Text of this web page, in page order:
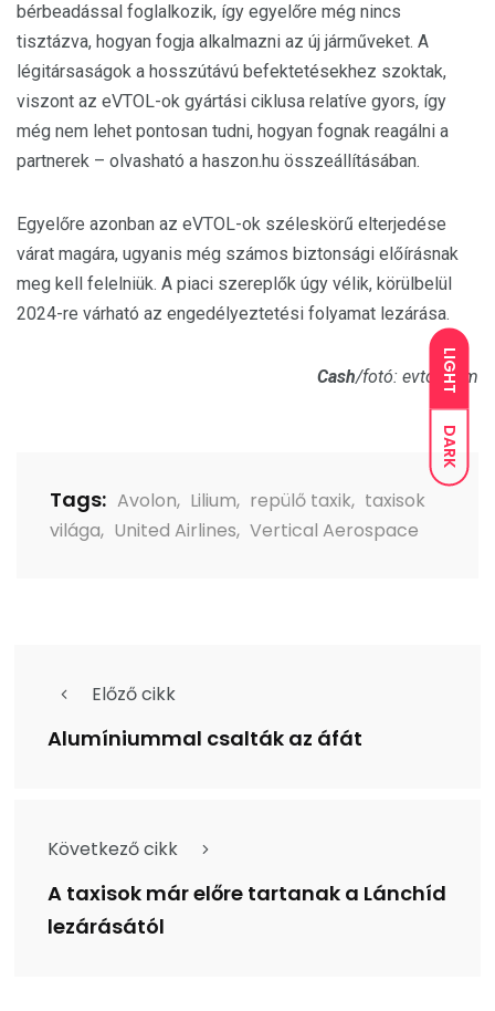
LIGHT
DARK
bérbeadással foglalkozik, így egyelőre még nincs
tisztázva, hogyan fogja alkalmazni az új járműveket. A
légitársaságok a hosszútávú befektetésekhez szoktak,
viszont az eVTOL-ok gyártási ciklusa relatíve gyors, így
még nem lehet pontosan tudni, hogyan fognak reagálni a
partnerek – olvasható a haszon.hu összeállításában.
Egyelőre azonban az eVTOL-ok széleskörű elterjedése
várat magára, ugyanis még számos biztonsági előírásnak
meg kell felelniük. A piaci szereplők úgy vélik, körülbelül
2024-re várható az engedélyeztetési folyamat lezárása.
Cash/fotó: evtol.com
Tags: Avolon, Lilium, repülő taxik, taxisok
világa, United Airlines, Vertical Aerospace
Előző cikk
Alumíniummal csalták az áfát
Következő cikk
A taxisok már előre tartanak a Lánchíd
lezárásától